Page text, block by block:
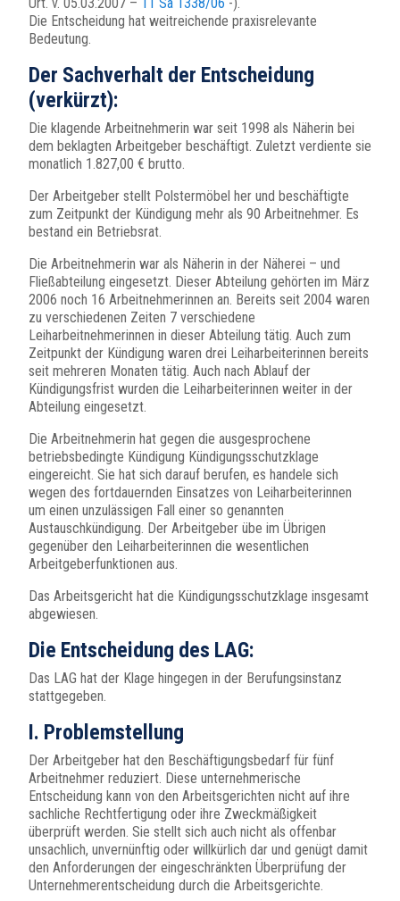
Die Entscheidung hat weitreichende praxisrelevante
Bedeutung.
Der Sachverhalt der Entscheidung
(verkürzt):
Die klagende Arbeitnehmerin war seit 1998 als Näherin bei
dem beklagten Arbeitgeber beschäftigt. Zuletzt verdiente sie
monatlich 1.827,00 € brutto.
Der Arbeitgeber stellt Polstermöbel her und beschäftigte
zum Zeitpunkt der Kündigung mehr als 90 Arbeitnehmer. Es
bestand ein Betriebsrat.
Die Arbeitnehmerin war als Näherin in der Näherei – und
Fließabteilung eingesetzt. Dieser Abteilung gehörten im März
2006 noch 16 Arbeitnehmerinnen an. Bereits seit 2004 waren
zu verschiedenen Zeiten 7 verschiedene
Leiharbeitnehmerinnen in dieser Abteilung tätig. Auch zum
Zeitpunkt der Kündigung waren drei Leiharbeiterinnen bereits
seit mehreren Monaten tätig. Auch nach Ablauf der
Kündigungsfrist wurden die Leiharbeiterinnen weiter in der
Abteilung eingesetzt.
Die Arbeitnehmerin hat gegen die ausgesprochene
betriebsbedingte Kündigung Kündigungsschutzklage
eingereicht. Sie hat sich darauf berufen, es handele sich
wegen des fortdauernden Einsatzes von Leiharbeiterinnen
um einen unzulässigen Fall einer so genannten
Austauschkündigung. Der Arbeitgeber übe im Übrigen
gegenüber den Leiharbeiterinnen die wesentlichen
Arbeitgeberfunktionen aus.
Das Arbeitsgericht hat die Kündigungsschutzklage insgesamt
abgewiesen.
Die Entscheidung des LAG:
Das LAG hat der Klage hingegen in der Berufungsinstanz
stattgegeben.
I. Problemstellung
Der Arbeitgeber hat den Beschäftigungsbedarf für fünf
Arbeitnehmer reduziert. Diese unternehmerische
Entscheidung kann von den Arbeitsgerichten nicht auf ihre
sachliche Rechtfertigung oder ihre Zweckmäßigkeit
überprüft werden. Sie stellt sich auch nicht als offenbar
unsachlich, unvernünftig oder willkürlich dar und genügt damit
den Anforderungen der eingeschränkten Überprüfung der
Unternehmerentscheidung durch die Arbeitsgerichte.